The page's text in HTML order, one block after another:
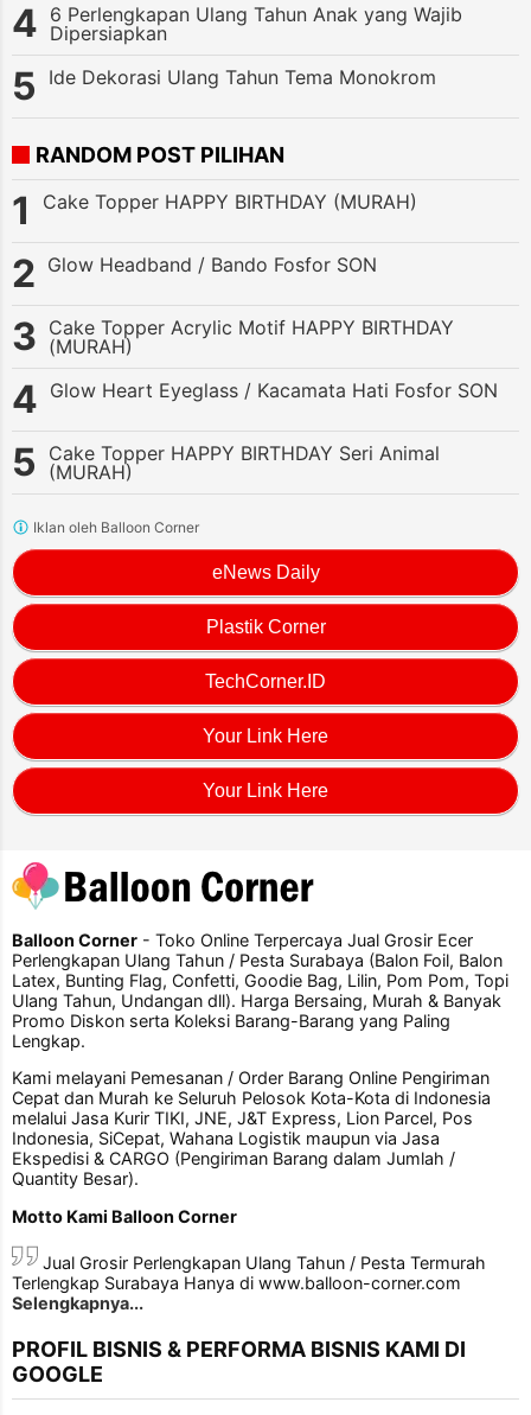
6 Perlengkapan Ulang Tahun Anak yang Wajib
Dipersiapkan
Ide Dekorasi Ulang Tahun Tema Monokrom
RANDOM POST PILIHAN
Cake Topper HAPPY BIRTHDAY (MURAH)
Glow Headband / Bando Fosfor SON
Cake Topper Acrylic Motif HAPPY BIRTHDAY
(MURAH)
Glow Heart Eyeglass / Kacamata Hati Fosfor SON
Cake Topper HAPPY BIRTHDAY Seri Animal
(MURAH)
eNews Daily
Plastik Corner
TechCorner.ID
Your Link Here
Your Link Here
Iklan oleh Balloon Corner
Balloon Corner - Toko Online Terpercaya Jual Grosir Ecer
Perlengkapan Ulang Tahun / Pesta Surabaya (Balon Foil, Balon
Latex, Bunting Flag, Confetti, Goodie Bag, Lilin, Pom Pom, Topi
Ulang Tahun, Undangan dll). Harga Bersaing, Murah & Banyak
Promo Diskon serta Koleksi Barang-Barang yang Paling
Lengkap.
Kami melayani Pemesanan / Order Barang Online Pengiriman
Cepat dan Murah ke Seluruh Pelosok Kota-Kota di Indonesia
melalui Jasa Kurir TIKI, JNE, J&T Express, Lion Parcel, Pos
Indonesia, SiCepat, Wahana Logistik maupun via Jasa
Ekspedisi & CARGO (Pengiriman Barang dalam Jumlah /
Quantity Besar).
Motto Kami Balloon Corner
Jual Grosir Perlengkapan Ulang Tahun / Pesta Termurah
Terlengkap Surabaya Hanya di www.balloon-corner.com
Selengkapnya...
PROFIL BISNIS & PERFORMA BISNIS KAMI DI
GOOGLE